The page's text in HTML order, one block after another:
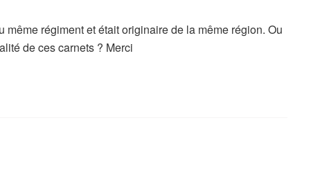
régiment et était originaire de la même région. Ou
de ces carnets ? Merci